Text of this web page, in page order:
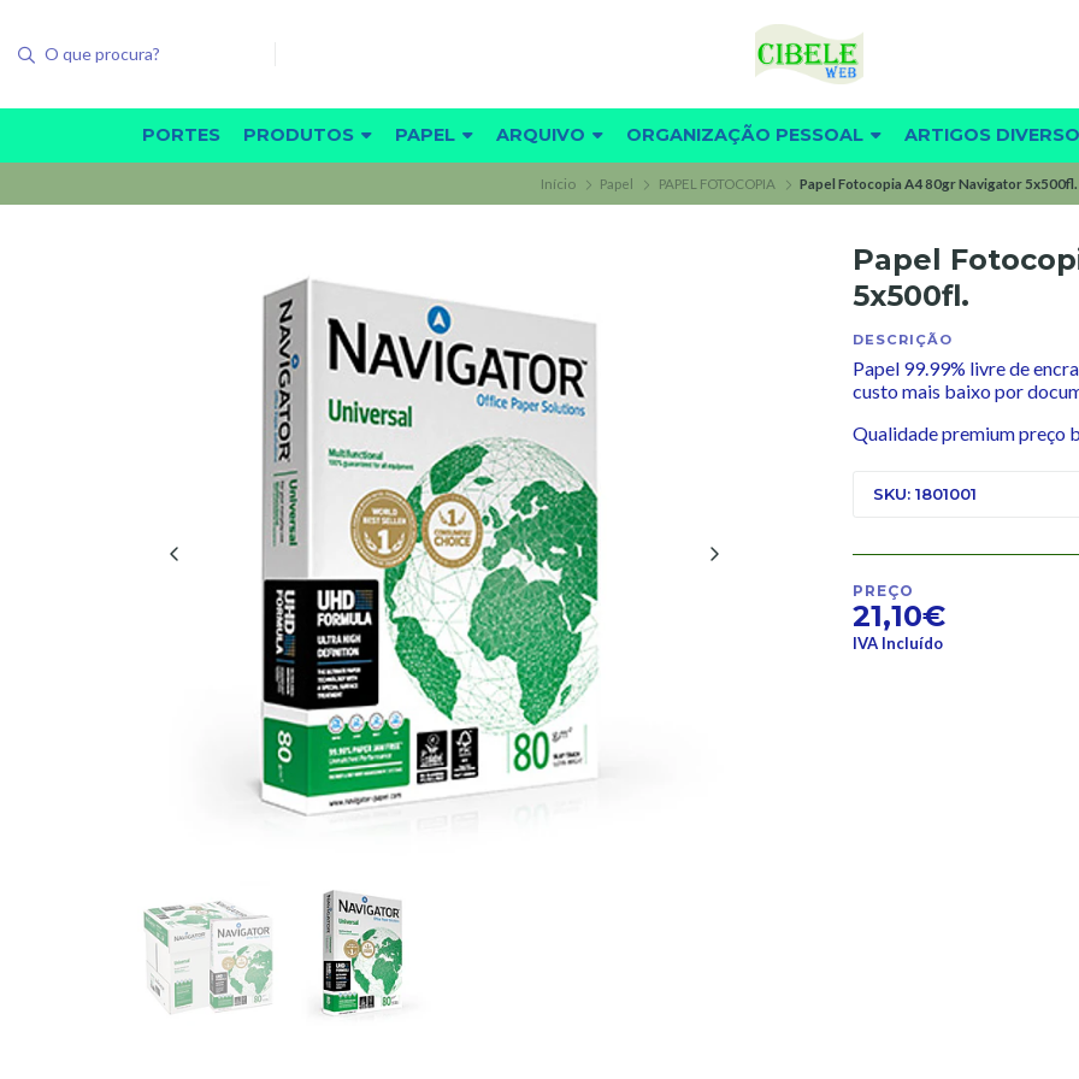
PORTES PRODUTOS PAPEL ARQUIVO ORGANIZAÇÃO PESSOAL ARTIGOS
Início Papel PAPEL FOTOCOPIA Papel Fotocopia A4 80gr Navigator 5x500fl.
Papel
5x500fl.
DESCRIÇÃO
Papel 99.99% livre de
custo mais baixo por
Qualidade premium preço
SKU: 1801001
PREÇO
21,10€
IVA Incluído